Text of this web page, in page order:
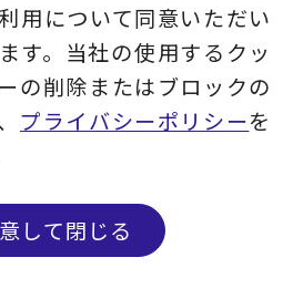
コンサルティング
用について同意いただい
す。当社の使用するクッ
の削除またはブロックの
プライバシーポリシーを
して閉じる